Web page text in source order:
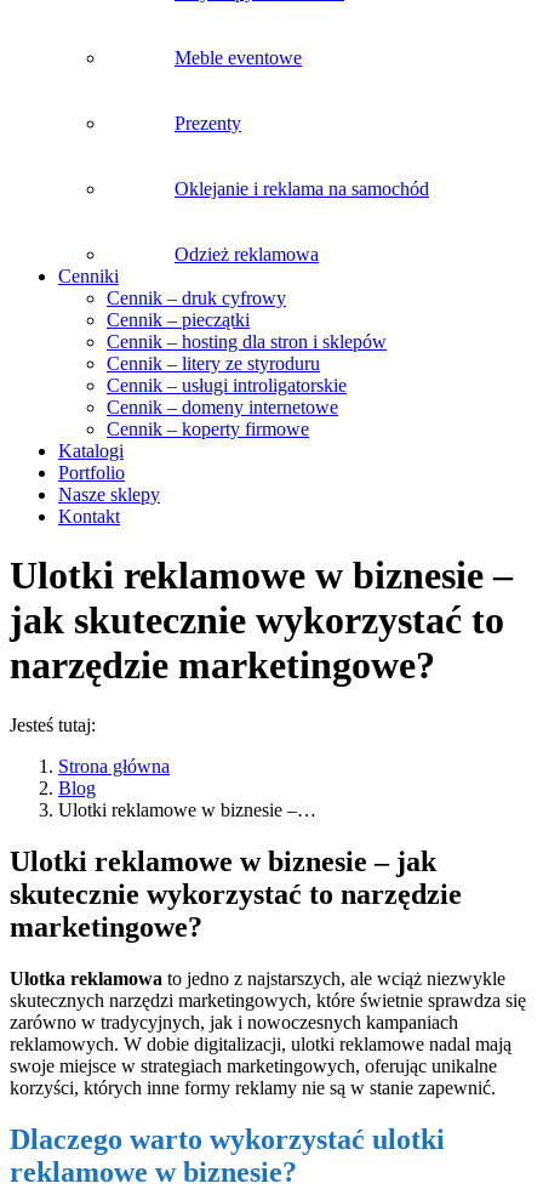
Meble eventowe
Prezenty
Oklejanie i reklama na samochód
Odzież reklamowa
Cenniki
Cennik – druk cyfrowy
Cennik – pieczątki
Cennik – hosting dla stron i sklepów
Cennik – litery ze styroduru
Cennik – usługi introligatorskie
Cennik – domeny internetowe
Cennik – koperty firmowe
Katalogi
Portfolio
Nasze sklepy
Kontakt
Ulotki reklamowe w biznesie –
jak skutecznie wykorzystać to
narzędzie marketingowe?
Jesteś tutaj:
Strona główna
Blog
Ulotki reklamowe w biznesie –…
Ulotki reklamowe w biznesie – jak
skutecznie wykorzystać to narzędzie
marketingowe?
Ulotka reklamowa to jedno z najstarszych, ale wciąż niezwykle
skutecznych narzędzi marketingowych, które świetnie sprawdza się
zarówno w tradycyjnych, jak i nowoczesnych kampaniach
reklamowych. W dobie digitalizacji, ulotki reklamowe nadal mają
swoje miejsce w strategiach marketingowych, oferując unikalne
korzyści, których inne formy reklamy nie są w stanie zapewnić.
Dlaczego warto wykorzystać ulotki
reklamowe w biznesie?